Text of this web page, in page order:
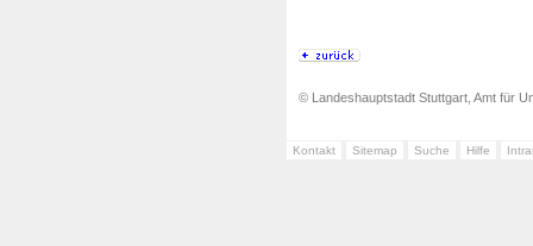
© Landeshauptstadt Stuttgart, Amt für
Kontakt Sitemap Suche Hilfe